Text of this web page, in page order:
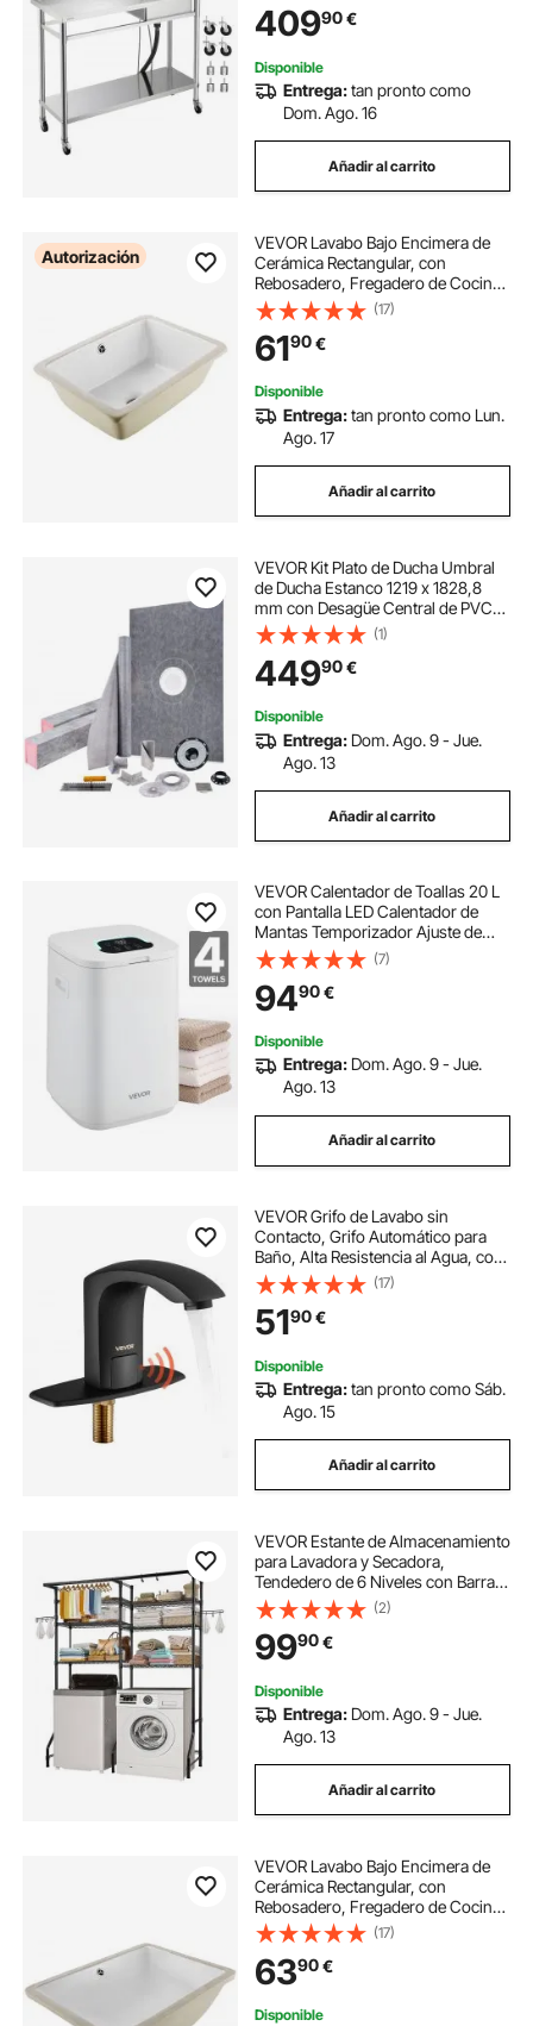
Lavabo Exterior con Encimera
Izquierda
40990€
Disponible
Entrega:tan pronto como
Dom. Ago. 16
Añadir al carrito
Autorización
VEVOR Lavabo Bajo Encimera de
Cerámica Rectangular, con
Rebosadero, Fregadero de Cocina
Moderno para Espacios Pequeños,
Resistente a las Manchas y el
Amarilleo, Color Blanco, 400 x 305
x 180 mm
(17)
6190€
Disponible
Entrega:tan pronto como Lun.
Ago. 17
Añadir al carrito
VEVOR Kit Plato de Ducha Umbral
de Ducha Estanco 1219 x 1828,8
mm con Desagüe Central de PVC
Rejilla de Acero Inoxidable de 10 cm
2 Bordes de Ducha Cortables y
Llana Plato de Ducha para Baño
(1)
44990€
Disponible
Entrega: Dom. Ago. 9 - Jue.
Ago. 13
Añadir al carrito
VEVOR Calentador de Toallas 20 L
con Pantalla LED Calentador de
Mantas Temporizador Ajuste de
Temperatura Apagado Automático
Cierre de Seguridad Secador de
Toallas para Spa, Hogar, Baño,
Blanco
(7)
9490€
Disponible
Entrega: Dom. Ago. 9 - Jue.
Ago. 13
Añadir al carrito
VEVOR Grifo de Lavabo sin
Contacto, Grifo Automático para
Baño, Alta Resistencia al Agua, con
Sensor Manos Libres y Ajustable,
Agua Fría/Caliente, a Pilas, Negro
Mate, 160 x 45 x 130 mm, 7,6 L/min
(17)
5190€
Disponible
Entrega:tan pronto como Sáb.
Ago. 15
Añadir al carrito
VEVOR Estante de Almacenamiento
para Lavadora y Secadora,
Tendedero de 6 Niveles con Barra y
Ganchos, Estantes Ajustables de
dos Filas para Lavadora, Ahorra
Espacio para Lavadero, Color
Negro
(2)
9990€
Disponible
Entrega: Dom. Ago. 9 - Jue.
Ago. 13
Añadir al carrito
VEVOR Lavabo Bajo Encimera de
Cerámica Rectangular, con
Rebosadero, Fregadero de Cocina
Moderno Bajo Encimera para
Espacios Pequeños, Orificio de
Desbordamiento, Color Blanco, 515
x 385 x 190 mm
(17)
6390€
Disponible